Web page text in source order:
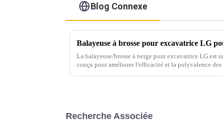
Blog Connexe
Balayeuse à brosse pour excavatrice LG
La balayeuse/brosse à neige pour excavatrice LG est
conçu pour améliorer l'efficacité et la polyvalence des
Recherche Associée